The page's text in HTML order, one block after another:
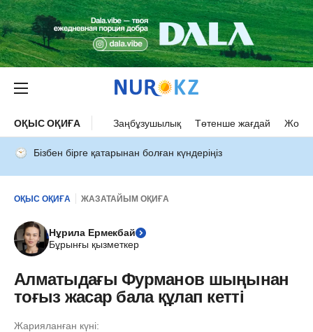
ОҚЫС ОҚИҒА Заңбұзушылық Төтенше жағдай Жол
Бізбен бірге қатарынан болған күндеріңіз
ОҚЫС ОҚИҒА ЖАЗАТАЙЫМ ОҚИҒА
Нұрила Ермекбай
Бұрынғы қызметкер
Алматыдағы Фурманов шыңынан
тоғыз жасар бала құлап кетті
Жарияланған күні: